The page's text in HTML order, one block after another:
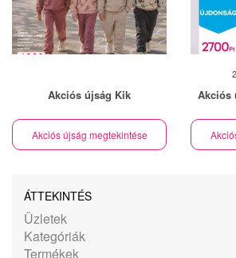
Akciós újság Kik
Akciós újság megtekintése
Akciós
ÁTTEKINTÉS
Üzletek
Kategóriák
Termékek